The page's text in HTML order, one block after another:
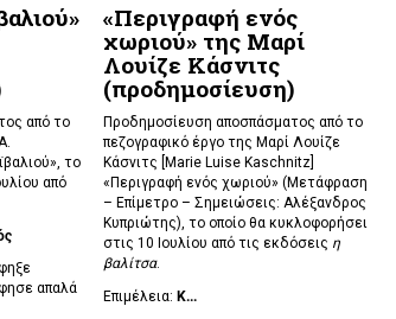
από το
το
από
απαλά
«Περιγραφή ενός
χωριού» της Μαρί
Λουίζε Κάσνιτς
(προδημοσίευση)
Προδημοσίευση αποσπάσματος από το
πεζογραφικό έργο της Μαρί Λουίζε
Κάσνιτς [Marie Luise Kaschnitz]
«Περιγραφή ενός χωριού» (Μετάφραση
– Επίμετρο – Σημειώσεις: Αλέξανδρος
Κυπριώτης), το οποίο θα κυκλοφορήσει
στις 10 Ιουλίου από τις εκδόσεις η
βαλίτσα.
Επιμέλεια:Κ...